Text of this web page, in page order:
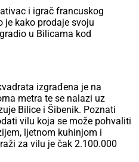
i igrač francuskog
je kako prodaje svoju
u Bilicama kod
izgrađena je na
metra te se nalazi uz
Bilice i Šibenik. Poznati
vilu koja se može pohvaliti
ljetnom kuhinjom i
za vilu je čak 2.100.000